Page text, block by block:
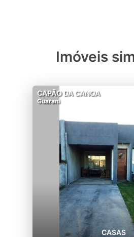
Imóveis
CAPÃO DA CANOA
Guarani
CASAS